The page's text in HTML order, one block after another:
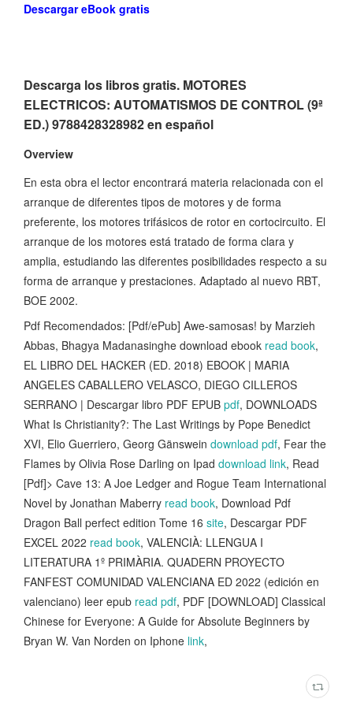
Descargar eBook gratis
Descarga los libros gratis. MOTORES
ELECTRICOS: AUTOMATISMOS DE CONTROL (9ª
ED.) 9788428328982 en español
Overview
En esta obra el lector encontrará materia relacionada con el
arranque de diferentes tipos de motores y de forma
preferente, los motores trifásicos de rotor en cortocircuito. El
arranque de los motores está tratado de forma clara y
amplia, estudiando las diferentes posibilidades respecto a su
forma de arranque y prestaciones. Adaptado al nuevo RBT,
BOE 2002.
Pdf Recomendados: [Pdf/ePub] Awe-samosas! by Marzieh
Abbas, Bhagya Madanasinghe download ebook read book,
EL LIBRO DEL HACKER (ED. 2018) EBOOK | MARIA
ANGELES CABALLERO VELASCO, DIEGO CILLEROS
SERRANO | Descargar libro PDF EPUB pdf, DOWNLOADS
What Is Christianity?: The Last Writings by Pope Benedict
XVI, Elio Guerriero, Georg Gänswein download pdf, Fear the
Flames by Olivia Rose Darling on Ipad download link, Read
[Pdf]> Cave 13: A Joe Ledger and Rogue Team International
Novel by Jonathan Maberry read book, Download Pdf
Dragon Ball perfect edition Tome 16 site, Descargar PDF
EXCEL 2022 read book, VALENCIÀ: LLENGUA I
LITERATURA 1º PRIMÀRIA. QUADERN PROYECTO
FANFEST COMUNIDAD VALENCIANA ED 2022 (edición en
valenciano) leer epub read pdf, PDF [DOWNLOAD] Classical
Chinese for Everyone: A Guide for Absolute Beginners by
Bryan W. Van Norden on Iphone link,